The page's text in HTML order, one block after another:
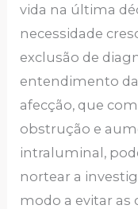
vida na última
necessidade
exclusão de
entendimento
afecção, que
obstrução e
intraluminal,
nortear a
modo a evitar as